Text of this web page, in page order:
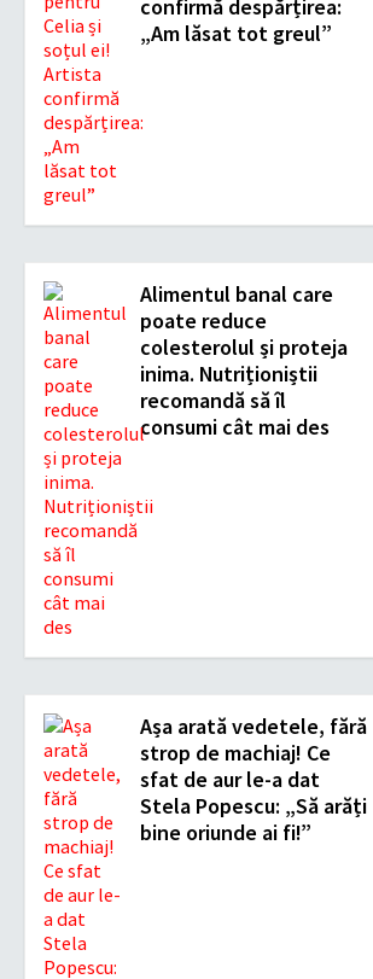
confirmă despărțirea:
„Am lăsat tot greul”
Alimentul banal care
poate reduce
colesterolul și proteja
inima. Nutriționiștii
recomandă să îl
consumi cât mai des
Așa arată vedetele, fără
strop de machiaj! Ce
sfat de aur le-a dat
Stela Popescu: „Să arăți
bine oriunde ai fi!”